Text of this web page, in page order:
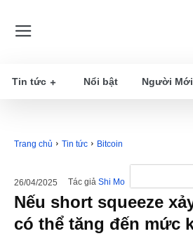
Tin tức Nổi bật Người Mới
Trang chủ Tin tức Bitcoin
26/04/2025 Tác giả Shi Mo
Nếu short squeeze
có thể tăng đến mức